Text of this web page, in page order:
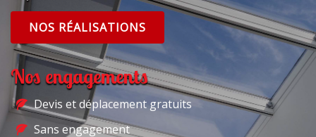
NOS RÉALISATIONS
Nos engagements
Devis et déplacement gratuits
Sans engagement